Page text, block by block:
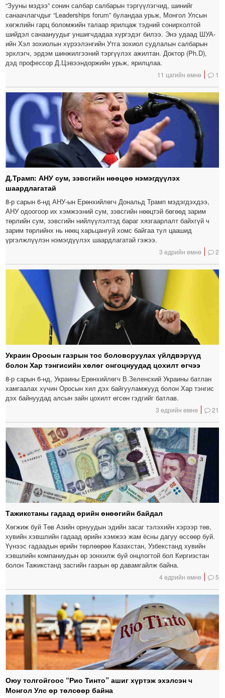
“Зууны мэдээ” сонин салбар салбарын тэргүүлэгчид, шинийг
санаачлагчдыг “Leaderships forum” буландаа урьж, Монгол Улсын
хөгжлийн гарц боломжийн талаар ярилцаж тэдний сонирхолтой
шийдэл санаануудыг уншигчдадаа хүргэдэг билээ. Энэ удаад ШУА-
ийн Хэл зохиолын хүрээлэнгийн Утга зохиол судлалын салбарын
эрхлэгч, эрдэм шинжилгээний тэргүүлэх ажилтан. Доктор (Ph.D),
дэд профессор Д.Цэвээндоржийн урьж, ярилцлаа.
11 цагийн өмнө 1
Д.Трамп: АНУ сум, зэвсгийн нөөцөө нэмэгдүүлэх
шаардлагатай
8-р сарын 6-нд АНУ-ын Ерөнхийлөгч Дональд Трамп мэдэгдэхдээ,
АНУ одоогоор их хэмжээний сум, зэвсгийн нөөцтэй бөгөөд зарим
төрлийн сум, зэвсгийн нийлүүлэлтэд бараг хязгаарлалт байхгүй ч
зарим төрлийнх нь нөөц харьцангуй хомс байгаа тул цаашид
үргэлжлүүлэн нэмэгдүүлэх шаардлагатай гэжээ.
3 өдрийн өмнө 2
Украин Оросын газрын тос боловсруулах үйлдвэрүүд
болон Хар тэнгисийн хөлөг онгоцнуудад цохилт өгчээ
8-р сарын 6-нд, Украины Ерөнхийлөгч В.Зеленский Украины батлан ​​
хамгаалах хүчин Оросын хил дэх байгууламжууд болон Хар тэнгис
дэх байнуудад алсын зайн цохилт өгсөн гэдгийг батлав.
3 өдрийн өмнө 21
Тажикстаны гадаад өрийн өнөөгийн байдал
Хөгжиж буй Төв Азийн орнуудын эдийн засаг тэлэхийн хэрээр төв,
хувийн хэвшлийн гадаад өрийн хэмжээ жам ёсны дагуу өссөөр буй.
Үүнээс гадаадын өрийн төрлөөрөө Казахстан, Узбекстанд хувийн
хэвшлийн компаниудын өр зонхилж буй онцлогтой бол Киргизстан
болон Тажикстанд засгийн газрын өр давамгайлж байна.
4 өдрийн өмнө 5
Оюу толгойгоос “Рио Тинто” ашиг хүртэж эхэлсэн ч
Монгол Улс өр төлсөөр байна